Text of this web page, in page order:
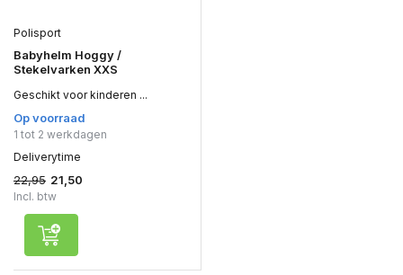
Polisport
Babyhelm Hoggy /
Stekelvarken XXS
Geschikt voor kinderen ...
Op voorraad
1 tot 2 werkdagen
Deliverytime
22,95 21,50
Incl. btw